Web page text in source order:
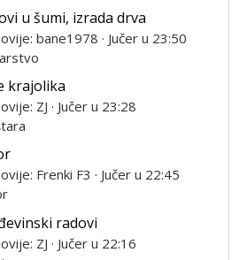
u šumi, izrada drva
bane1978
Jučer u 23:50
krajolika
ZJ
Jučer u 23:28
Frenki F3
Jučer u 22:45
radovi
ZJ
Jučer u 22:16